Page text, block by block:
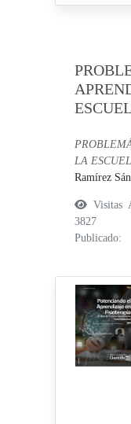
LA
Ramírez
Visitas
3827
Publicado: